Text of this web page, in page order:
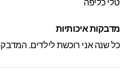
מדבקות איכותיות
כל שנה אני רוכשת לילדים.